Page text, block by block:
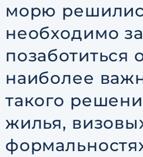
морю
необходимо
позаботиться
наиболее
такого
жилья,